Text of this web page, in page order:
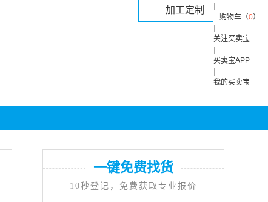
购物车（0）
关注买卖宝
买卖宝APP
我的买卖宝
加工定制
一键免费找货
10秒登记，免费获取专业报价